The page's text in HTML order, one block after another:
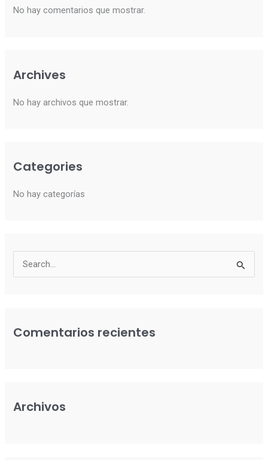
No hay comentarios que mostrar.
Archives
No hay archivos que mostrar.
Categories
No hay categorías
a
r
Comentarios recientes
Archivos